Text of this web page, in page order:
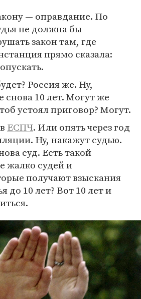
— оправдание. По
не должна бы
закон там, где
прямо сказала:
Россия же. Ну,
снова 10 лет. Могут же
устоял приговор? Могут.
ЕСПЧ. Или опять через год
Ну, накажут судью.
суд. Есть такой
жалко судей и
получают взыскания
до 10 лет? Вот 10 лет и